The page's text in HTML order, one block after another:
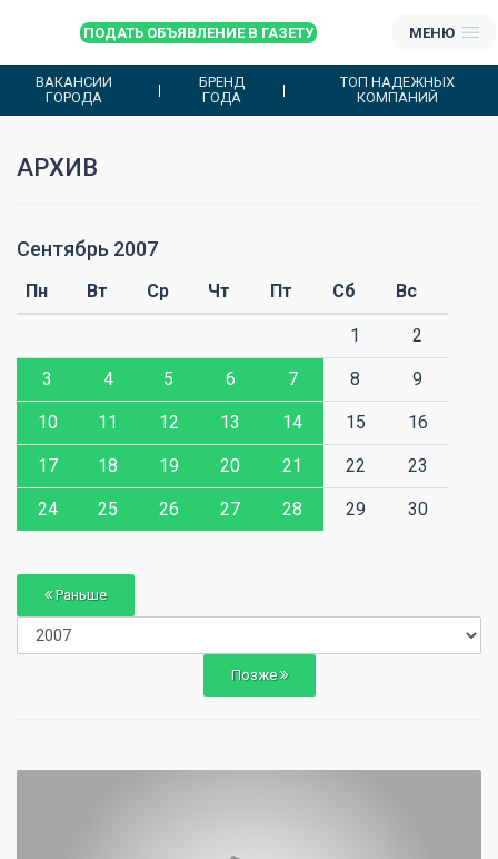
ПОДАТЬ ОБЪЯВЛЕНИЕ В ГАЗЕТУ МЕНЮ
ВАКАНСИИ
ГОРОДА
БРЕНД
ГОДА
ТОП НАДЕЖНЫХ
КОМПАНИЙ
АРХИВ
Сентябрь 2007
Пн Вт Ср Чт Пт Сб Вс
1 2
3 4 5 6 7 8 9
10 11 12 13 14 15 16
17 18 19 20 21 22 23
24 25 26 27 28 29 30
Раньше
Позже